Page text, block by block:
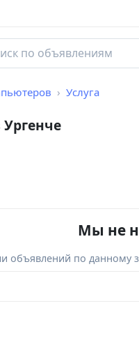
Услуга
Мы не
по данному